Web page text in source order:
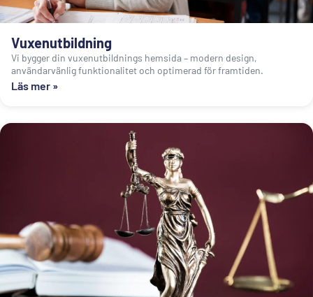
Vuxenutbildning
Vi bygger din vuxenutbildnings hemsida – modern design,
användarvänlig funktionalitet och optimerad för framtiden.
Läs mer »